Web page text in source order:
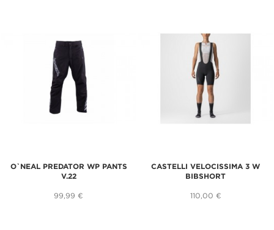
O`NEAL PREDATOR WP PANTS
V.22
99,99 €
CASTELLI VELOCISSIMA 3 W
BIBSHORT
110,00 €